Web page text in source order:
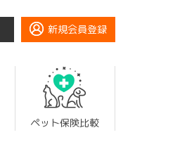
新規会員登録
ペット保険比較